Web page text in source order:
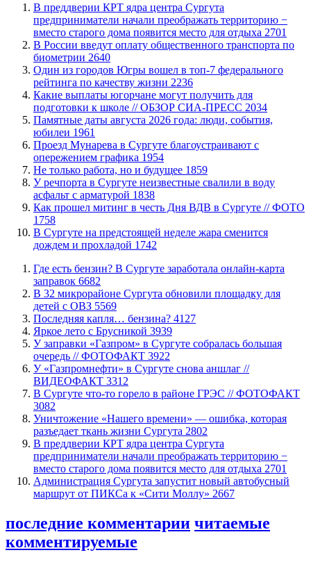
​В преддверии КРТ ядра центра Сургута
предприниматели начали преображать территорию −
вместо старого дома появится место для отдыха 2701
В России введут оплату общественного транспорта по
биометрии 2640
Один из городов Югры вошел в топ-7 федерального
рейтинга по качеству жизни 2236
Какие выплаты югорчане могут получить для
подготовки к школе // ОБЗОР СИА-ПРЕСС 2034
​Памятные даты августа 2026 года: люди, события,
юбилеи 1961
​Проезд Мунарева в Сургуте благоустраивают с
опережением графика 1954
​Не только работа, но и будущее 1859
​У речпорта в Сургуте неизвестные свалили в воду
асфальт с арматурой 1838
Как прошел митинг в честь Дня ВДВ в Сургуте // ФОТО
1758
В Сургуте на предстоящей неделе жара сменится
дождем и прохладой 1742
​Где есть бензин? В Сургуте заработала онлайн-карта
заправок 6682
В 32 микрорайоне Сургута обновили площадку для
детей с ОВЗ 5569
​Последняя капля… бензина? 4127
Яркое лето с Брусникой 3939
​У заправки «Газпром» в Сургуте собралась большая
очередь // ФОТОФАКТ 3922
У «Газпромнефти» в Сургуте снова аншлаг //
ВИДЕОФАКТ 3312
​В Сургуте что-то горело в районе ГРЭС // ФОТОФАКТ
3082
​Уничтожение «Нашего времени» — ошибка, которая
разъедает ткань жизни Сургута 2802
​В преддверии КРТ ядра центра Сургута
предприниматели начали преображать территорию −
вместо старого дома появится место для отдыха 2701
​Администрация Сургута запустит новый автобусный
маршрут от ПИКСа к «Сити Моллу» 2667
последние комментарии читаемые
комментируемые